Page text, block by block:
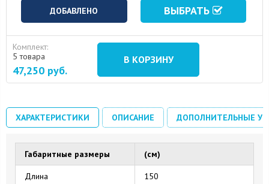
15 August 2024 10 September 2024
ДОБАВЛЕНО ВЫБРАТЬ
Комплект:
5 товара
47,250 руб.
В КОРЗИНУ
ХАРАКТЕРИСТИКИ ОПИСАНИЕ ДОПОЛНИТЕЛЬНЫЕ
Габаритные размеры (см)
Длина 150